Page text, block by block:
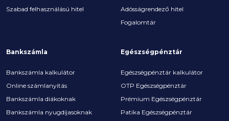
Szabad felhasználású hitel
Adósságrendező hitel
Fogalomtár
Bankszámla
Bankszámla kalkulátor
Online számlanyitás
Bankszámla diákoknak
Bankszámla nyugdíjasoknak
Egészségpénztár
Egészségpénztár kalkulátor
OTP Egészségpénztár
Prémium Egészségpénztár
Patika Egészségpénztár